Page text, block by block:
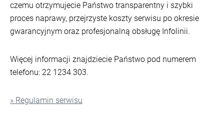
czemu otrzymujecie Państwo transparentny i szybki
proces naprawy, przejrzyste koszty serwisu po okresie
gwarancyjnym oraz profesjonalną obsługę Infolinii.
Więcej informacji znajdziecie Państwo pod numerem
telefonu: 22 1234 303.
» Regulamin serwisu